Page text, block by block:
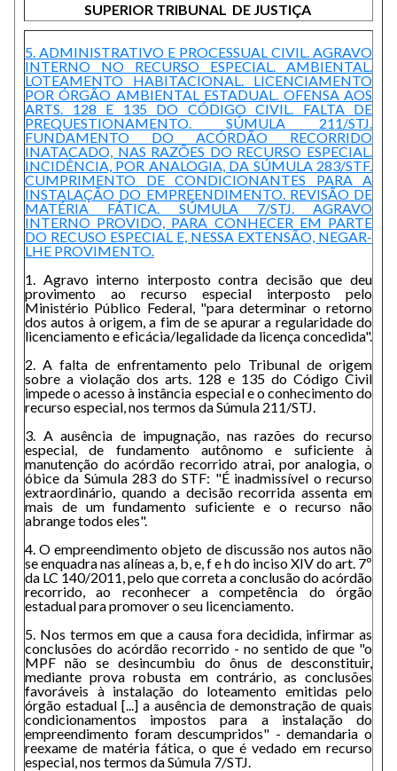
SUPERIOR TRIBUNAL DE JUSTIÇA
5. ADMINISTRATIVO E PROCESSUAL CIVIL. AGRAVO
INTERNO NO RECURSO ESPECIAL. AMBIENTAL.
LOTEAMENTO HABITACIONAL. LICENCIAMENTO
POR ÓRGÃO AMBIENTAL ESTADUAL. OFENSA AOS
ARTS. 128 E 135 DO CÓDIGO CIVIL. FALTA DE
PREQUESTIONAMENTO. SÚMULA 211/STJ.
FUNDAMENTO DO ACÓRDÃO RECORRIDO
INATACADO, NAS RAZÕES DO RECURSO ESPECIAL.
INCIDÊNCIA, POR ANALOGIA, DA SÚMULA 283/STF.
CUMPRIMENTO DE CONDICIONANTES PARA A
INSTALAÇÃO DO EMPREENDIMENTO. REVISÃO DE
MATÉRIA FÁTICA. SÚMULA 7/STJ. AGRAVO
INTERNO PROVIDO, PARA CONHECER EM PARTE
DO RECUSO ESPECIAL E, NESSA EXTENSÃO, NEGAR-
LHE PROVIMENTO.
1. Agravo interno interposto contra decisão que deu
provimento ao recurso especial interposto pelo
Ministério Público Federal, "para determinar o retorno
dos autos à origem, a fim de se apurar a regularidade do
licenciamento e eficácia/legalidade da licença concedida".
2. A falta de enfrentamento pelo Tribunal de origem
sobre a violação dos arts. 128 e 135 do Código Civil
impede o acesso à instância especial e o conhecimento do
recurso especial, nos termos da Súmula 211/STJ.
3. A ausência de impugnação, nas razões do recurso
especial, de fundamento autônomo e suficiente à
manutenção do acórdão recorrido atrai, por analogia, o
óbice da Súmula 283 do STF: "É inadmissível o recurso
extraordinário, quando a decisão recorrida assenta em
mais de um fundamento suficiente e o recurso não
abrange todos eles".
4. O empreendimento objeto de discussão nos autos não
se enquadra nas alíneas a, b, e, f e h do inciso XIV do art. 7º
da LC 140/2011, pelo que correta a conclusão do acórdão
recorrido, ao reconhecer a competência do órgão
estadual para promover o seu licenciamento.
5. Nos termos em que a causa fora decidida, infirmar as
conclusões do acórdão recorrido - no sentido de que "o
MPF não se desincumbiu do ônus de desconstituir,
mediante prova robusta em contrário, as conclusões
favoráveis à instalação do loteamento emitidas pelo
órgão estadual [...] a ausência de demonstração de quais
condicionamentos impostos para a instalação do
empreendimento foram descumpridos" - demandaria o
reexame de matéria fática, o que é vedado em recurso
especial, nos termos da Súmula 7/STJ.